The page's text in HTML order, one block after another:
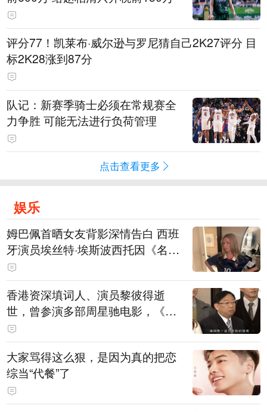
评分77！凯莱布·威尔逊与罗尼猜自己2K27评分 目
标2K28涨到87分
队记：新赛季骑士必须在常规赛全
力争胜 可能无法进行负荷管理
点击查看更多
娱乐
姆巴佩首晒女友背影深情告白 西班
牙演员埃丝特·埃斯波西托因《名校
风暴》走红
香港资深填词人、演员黎彼得逝
世，曾参演多部周星驰电影，《财
神到》由他填词
大家骂得这么狠，是因为真的把恋
综当“代餐”了